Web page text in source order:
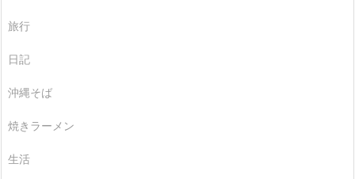
旅行
日記
沖縄そば
焼きラーメン
生活